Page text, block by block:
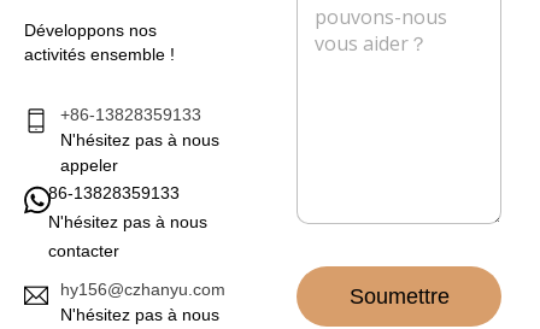
Développons nos
activités ensemble !
+86-13828359133
N'hésitez pas à nous
appeler
86-13828359133
N'hésitez pas à nous
contacter
hy156@czhanyu.com
N'hésitez pas à nous
n
e
Soumettre